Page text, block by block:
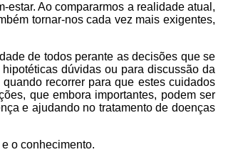
Ao compararmos a realidade atual,
tornar-nos cada vez mais exigentes,
de todos perante as decisões que se
dúvidas ou para discussão da
recorrer para que estes cuidados
que embora importantes, podem ser
e ajudando no tratamento de doenças
o conhecimento.